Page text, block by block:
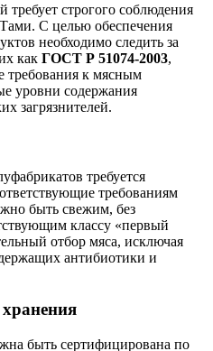
строгого соблюдения
С целью обеспечения
необходимо следить за
как ГОСТ Р 51074-2003,
требования к мясным
уровни содержания
загрязнителей.
требуется
требованиям
быть свежим, без
классу «первый
отбор мяса, исключая
антибиотики и
быть сертифицирована по